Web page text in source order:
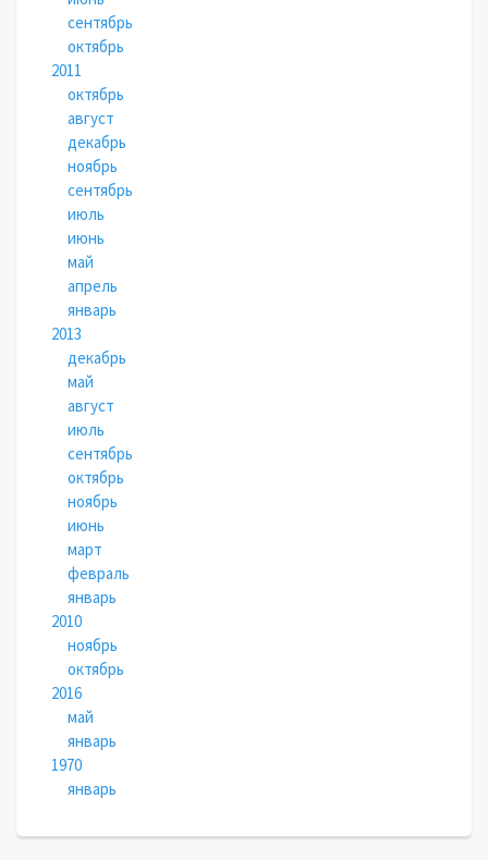
сентябрь
октябрь
2011
октябрь
август
декабрь
ноябрь
сентябрь
июль
июнь
май
апрель
январь
2013
декабрь
май
август
июль
сентябрь
октябрь
ноябрь
июнь
март
февраль
январь
2010
ноябрь
октябрь
2016
май
январь
1970
январь